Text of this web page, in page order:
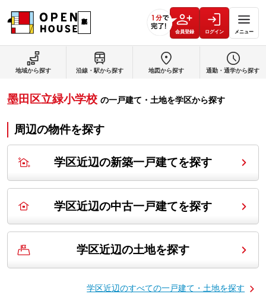
会員登録 ログイン メニュー
地域から探す 沿線・駅から探す 地図から探す 通勤・通学から探す
墨田区立緑小学校 の一戸建て・土地を学区から探す
周辺の物件を探す
学区近辺の新築一戸建てを探す
学区近辺の中古一戸建てを探す
学区近辺の土地を探す
学区近辺のすべての一戸建て・土地を探す